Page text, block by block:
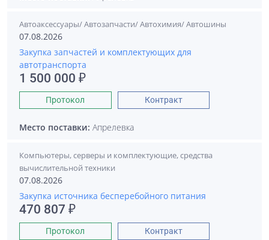
Автоаксессуары/ Автозапчасти/ Автохимия/ Автошины
07.08.2026
Закупка запчастей и комплектующих для
автотранспорта
1 500 000 ₽
Протокол Контракт
Место поставки: Апрелевка
Компьютеры, серверы и комплектующие, средства
вычислительной техники
07.08.2026
Закупка источника бесперебойного питания
470 807 ₽
Протокол Контракт